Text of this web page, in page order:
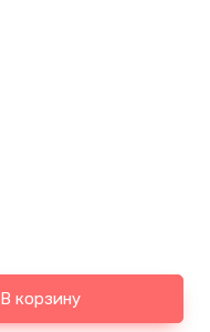
В корзину